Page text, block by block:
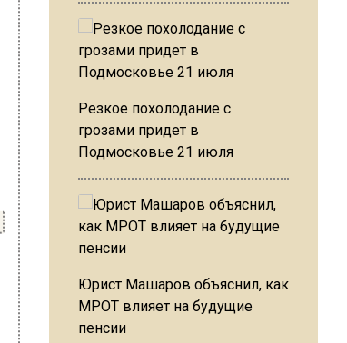
Резкое похолодание с
грозами придет в
Подмосковье 21 июля
Юрист Машаров объяснил, как
МРОТ влияет на будущие
пенсии